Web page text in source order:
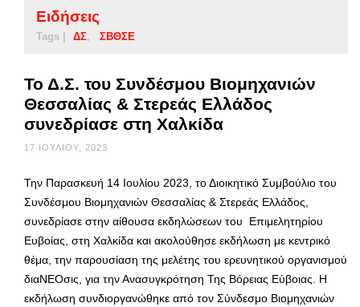
Ειδήσεις
Tags | ΔΣ ΣΒΘΣΕ
Το Δ.Σ. του Συνδέσμου Βιομηχανιών
Θεσσαλίας & Στερεάς Ελλάδος
συνεδρίασε στη Χαλκίδα
17 ΙΟΥΛΊΟΥ, 2023
Την Παρασκευή 14 Ιουλίου 2023, το Διοικητικό Συμβούλιο του
Συνδέσμου Βιομηχανιών Θεσσαλίας & Στερεάς Ελλάδος,
συνεδρίασε στην αίθουσα εκδηλώσεων του Επιμελητηρίου
Ευβοίας, στη Χαλκίδα και ακολούθησε εκδήλωση με κεντρικό
θέμα, την παρουσίαση της μελέτης του ερευνητικού οργανισμού
διαΝΕΟσις, για την Ανασυγκρότηση Της Βόρειας Εύβοιας. Η
εκδήλωση συνδιοργανώθηκε από τον Σύνδεσμο Βιομηχανιών